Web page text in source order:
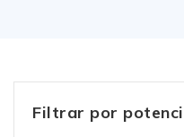
Filtrar por